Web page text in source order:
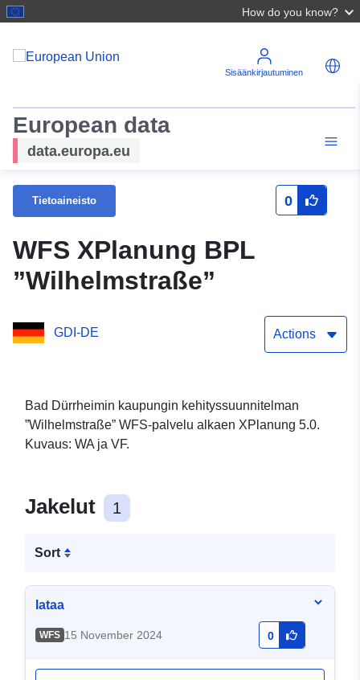
How do you know?
Sisäänkirjautuminen
European data
data.europa.eu
Tietoaineisto 0
WFS XPlanung BPL
”Wilhelmstraße”
GDI-DE Actions
Bad Dürrheimin kaupungin kehityssuunnitelman
”Wilhelmstraße” WFS-palvelu alkaen XPlanung 5.0.
Kuvaus: WA ja VF.
Jakelut 1
Sort
lataa
WFS 15 November 2024 0